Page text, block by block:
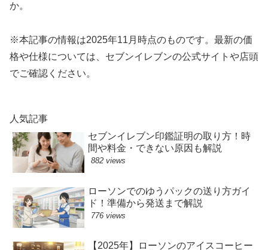
か。
※本記事の情報は2025年11月時点のものです。最新の価
格や仕様については、セブンイレブンの公式サイトや店頭
でご確認ください。
人気記事
セブンイレブン印鑑証明の取り方！時
間や料金・できない原因も解説
882 views
ローソンでのゆうパックの送り方ガイ
ド！準備から発送まで解説
776 views
【2025年】ローソンのアイスコーヒー